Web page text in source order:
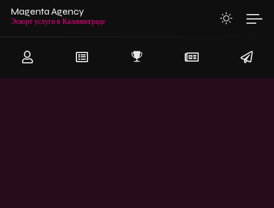
Magenta Agency
Эскорт услуги в Калининграде